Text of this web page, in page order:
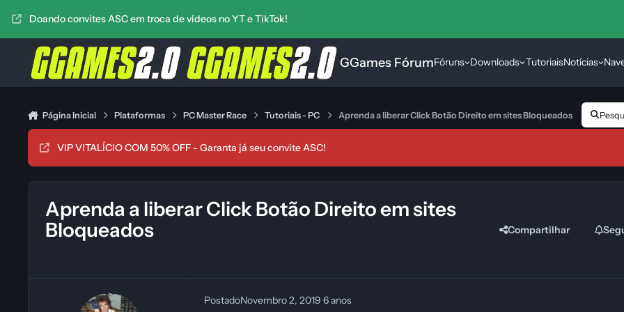
Doando convites ASC em troca de vídeos no YT e TikTok!
GGames FórumFóruns Downloads TutoriaisNotícias
Página Inicial Plataformas PC Master Race Tutoriais - PC Aprenda a liberar Click Botão Direito em sites Bloqueados
VIP VITALÍCIO COM 50% OFF - Garanta já seu convite ASC!
Aprenda a liberar Click Botão Direito em sites
Bloqueados
Compartilhar
PostadoNovembro 2, 2019 6 anos